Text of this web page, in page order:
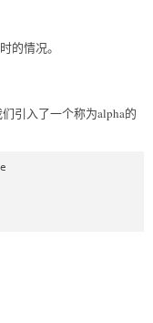
的情况。
引入了一个称为alpha的